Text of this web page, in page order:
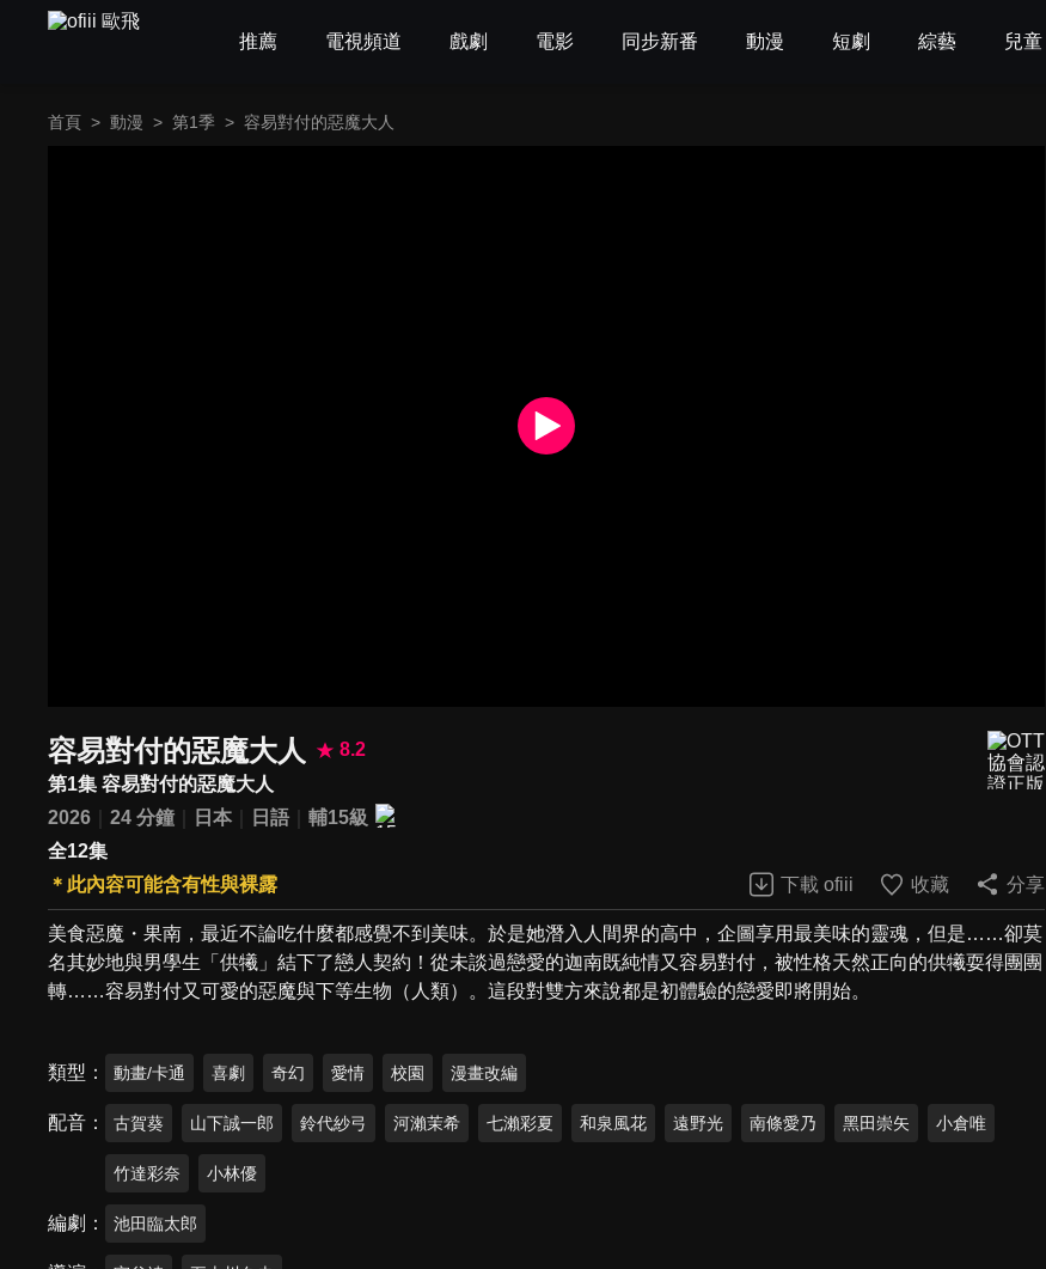
推薦 電視頻道 戲劇 電影 同步新番 動漫 短劇 綜藝 兒童
首頁 > 動漫 > 第1季 > 容易對付的惡魔大人
容易對付的惡魔大人
8.2
第1集 容易對付的惡魔大人
2026
24 分鐘 日本 日語
輔15級
全12集
＊此內容可能含有性與裸露
下載 ofiii 收藏 分享
美食惡魔・果南，最近不論吃什麼都感覺不到美味。於是她潛入人間界的高中，企圖享用最美味的靈魂，但是……卻莫
名其妙地與男學生「供犧」結下了戀人契約！從未談過戀愛的迦南既純情又容易對付，被性格天然正向的供犧耍得團團
轉……容易對付又可愛的惡魔與下等生物（人類）。這段對雙方來說都是初體驗的戀愛即將開始。
類型 動畫/卡通 喜劇 奇幻 愛情 校園 漫畫改編
配音 古賀葵 山下誠一郎 鈴代紗弓 河瀨茉希 七瀨彩夏 和泉風花 遠野光 南條愛乃 黑田崇矢 小倉唯
竹達彩奈 小林優
編劇 池田臨太郎